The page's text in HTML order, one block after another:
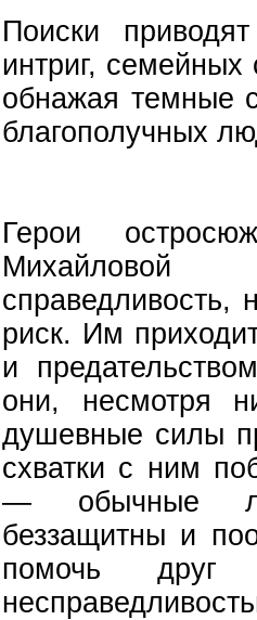
Поиски
интриг, семейных
обнажая темные
благополучных
Герои
Михайловой
справедливость,
риск. Им
и
они, несмотря
душевные силы
схватки с ним
— обычные
беззащитны и
помочь